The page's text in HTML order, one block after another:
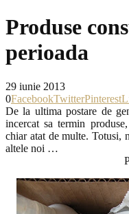
Produse
perioada
29 iunie 2013
0FacebookTwitterPinterest
De la ultima postare de
incercat sa termin
chiar atat de multe. Totusi,
altele noi …